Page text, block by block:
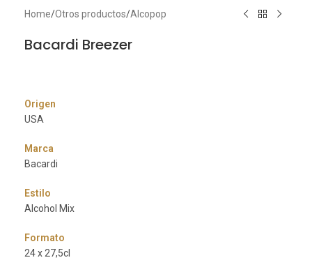
Home/Otros productos/Alcopop
Bacardi Breezer
Origen
USA
Marca
Bacardi
Estilo
Alcohol Mix
Formato
24 x 27,5cl